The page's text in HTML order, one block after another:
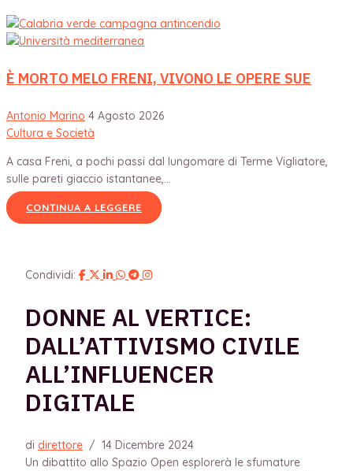
È MORTO MELO FRENI, VIVONO LE OPERE SUE
Antonio Marino 4 Agosto 2026
Cultura e Società
A casa Freni, a pochi passi dal lungomare di Terme Vigliatore,
sulle pareti giaccio istantanee,...
CONTINUA A LEGGERE
Condividi:
DONNE AL VERTICE:
DALL’ATTIVISMO CIVILE
ALL’INFLUENCER
DIGITALE
di direttore / 14 Dicembre 2024
Un dibattito allo Spazio Open esplorerà le sfumature